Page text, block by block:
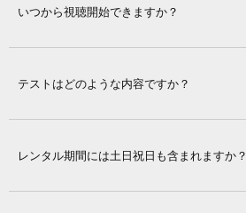
いつから視聴開始できますか？
テストはどのような内容ですか？
レンタル期間には土日祝日も含まれますか？